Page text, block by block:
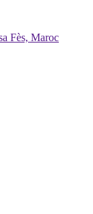
Fès, Maroc